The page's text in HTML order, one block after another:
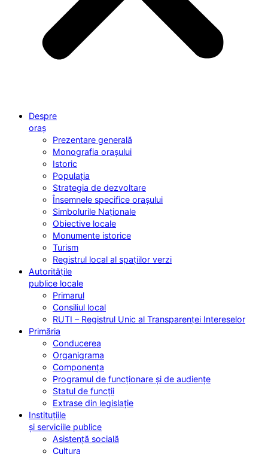
Despre
oraș
Prezentare generală
Monografia orașului
Istoric
Populația
Strategia de dezvoltare
Însemnele specifice orașului
Simbolurile Naționale
Obiective locale
Monumente istorice
Turism
Registrul local al spațiilor verzi
Autoritățile
publice locale
Primarul
Consiliul local
RUTI – Registrul Unic al Transparenței Intereselor
Primăria
Conducerea
Organigrama
Componența
Programul de funcționare și de audiențe
Statul de funcții
Extrase din legislație
Instituțiile
și serviciile publice
Asistență socială
Cultura